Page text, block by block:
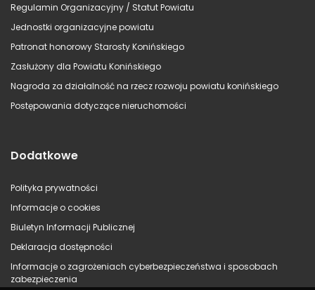
Regulamin Organizacyjny / Statut Powiatu
Jednostki organizacyjne powiatu
Patronat honorowy Starosty Konińskiego
Zasłużony dla Powiatu Konińskiego
Nagroda za działalność na rzecz rozwoju powiatu konińskiego
Postępowania dotyczące nieruchomości
Dodatkowe
Polityka prywatności
Informacje o cookies
Biuletyn Informacji Publicznej
Deklaracja dostępności
Informacje o zagrożeniach cyberbezpieczeństwa i sposobach
zabezpieczenia